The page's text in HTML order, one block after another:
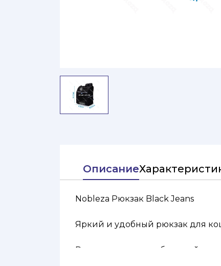
Описание
Nobleza Рюкзак Black Jeans
Яркий и удобный рюкзак для
Рюкзак достаточно большой и